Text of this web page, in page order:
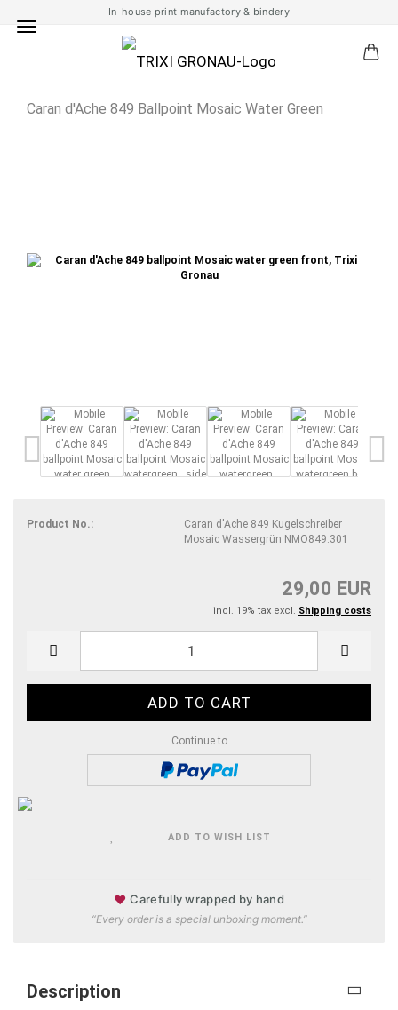
In-house print manufactory & bindery
Caran d'Ache 849 Ballpoint Mosaic Water Green
Product No.:
Caran d'Ache 849 Kugelschreiber
Mosaic Wassergrün NMO849.301
29,00 EUR
incl. 19% tax excl. Shipping costs
Continue to
ADD TO WISH LIST
♥ Carefully wrapped by hand
“Every order is a special unboxing moment.”
Description